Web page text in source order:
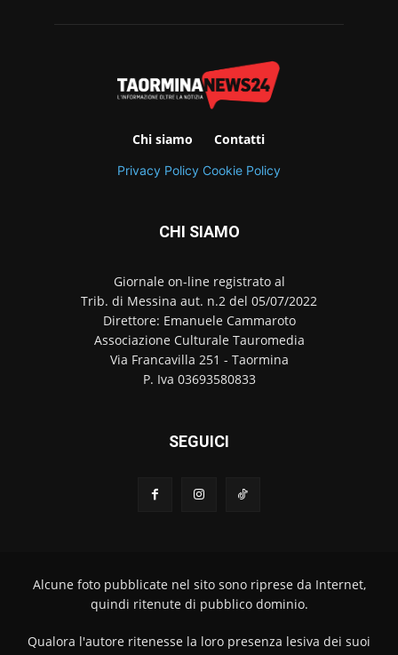
Chi siamo Contatti
Privacy Policy Cookie Policy
CHI SIAMO
Giornale on-line registrato al
Trib. di Messina aut. n.2 del 05/07/2022
Direttore: Emanuele Cammaroto
Associazione Culturale Tauromedia
Via Francavilla 251 - Taormina
P. Iva 03693580833
SEGUICI
Alcune foto pubblicate nel sito sono riprese da Internet,
quindi ritenute di pubblico dominio.
Qualora l'autore ritenesse la loro presenza lesiva dei suoi